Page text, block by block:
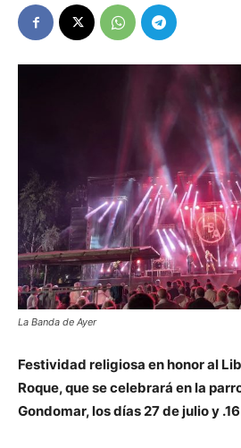
La Banda de Ayer
Festividad religiosa en honor al
Roque, que se celebrará en la
Gondomar, los días 27 de julio y